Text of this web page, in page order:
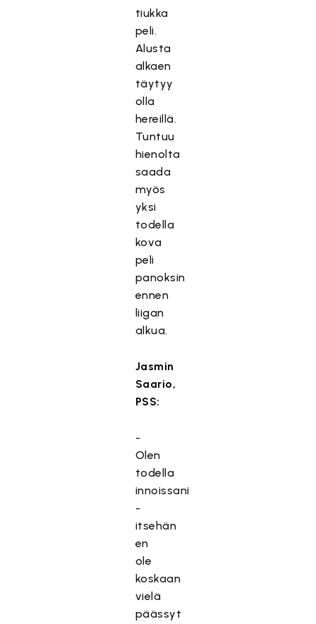
tiukka
peli.
Alusta
alkaen
täytyy
olla
hereillä.
Tuntuu
hienolta
saada
myös
yksi
todella
kova
peli
panoksin
ennen
liigan
alkua.
Jasmin
Saario,
PSS:
-
Olen
todella
innoissani
-
itsehän
en
ole
koskaan
vielä
päässyt